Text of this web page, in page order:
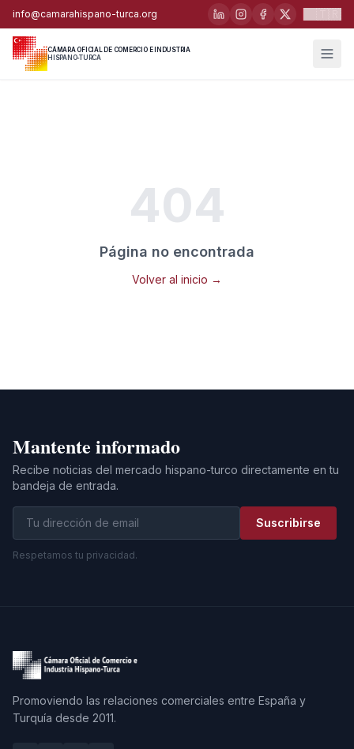
info@camarahispano-turca.org
CÁMARA OFICIAL DE COMERCIO E INDUSTRIA
HISPANO-TURCA
404
Página no encontrada
Volver al inicio →
Mantente informado
Recibe noticias del mercado hispano-turco directamente en tu
bandeja de entrada.
Suscribirse
Respetamos tu privacidad.
Promoviendo las relaciones comerciales entre España y
Turquía desde 2011.